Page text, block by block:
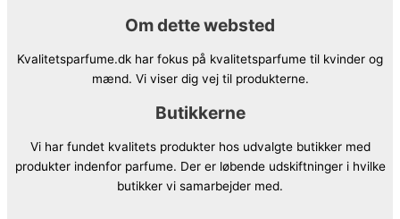
Om dette websted
Kvalitetsparfume.dk har fokus på kvalitetsparfume til kvinder og
mænd. Vi viser dig vej til produkterne.
Butikkerne
Vi har fundet kvalitets produkter hos udvalgte butikker med
produkter indenfor parfume. Der er løbende udskiftninger i hvilke
butikker vi samarbejder med.